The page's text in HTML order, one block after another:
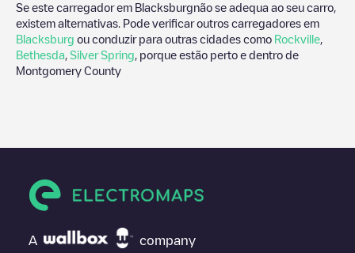
Se este carregador em Blacksburgnão se adequa ao seu carro,
existem alternativas. Pode verificar outros carregadores em
Blacksburg ou conduzir para outras cidades como Rockville
Bethesda Silver Spring , porque estão perto e dentro de
Montgomery County
A company